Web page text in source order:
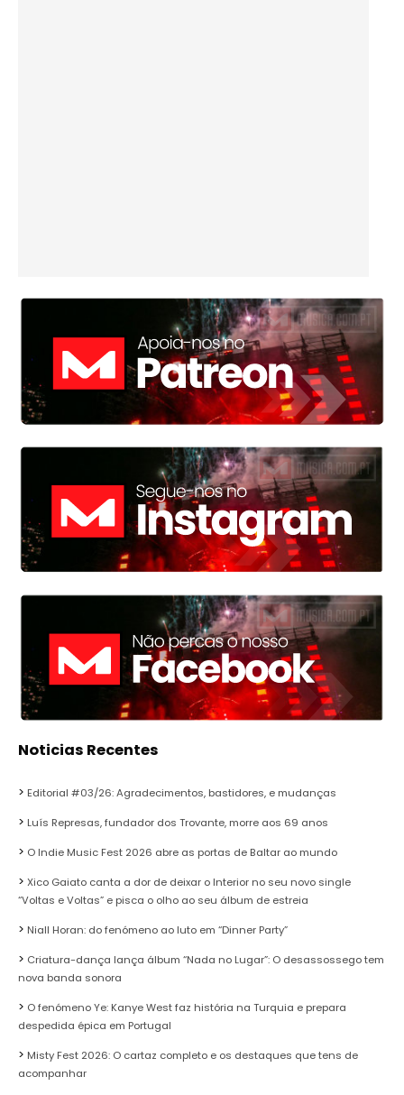
Noticias Recentes
Editorial #03/26: Agradecimentos, bastidores, e mudanças
Luís Represas, fundador dos Trovante, morre aos 69 anos
O Indie Music Fest 2026 abre as portas de Baltar ao mundo
Xico Gaiato canta a dor de deixar o Interior no seu novo single
“Voltas e Voltas” e pisca o olho ao seu álbum de estreia
Niall Horan: do fenómeno ao luto em “Dinner Party”
Criatura-dança lança álbum “Nada no Lugar”: O desassossego tem
nova banda sonora
O fenómeno Ye: Kanye West faz história na Turquia e prepara
despedida épica em Portugal
Misty Fest 2026: O cartaz completo e os destaques que tens de
acompanhar